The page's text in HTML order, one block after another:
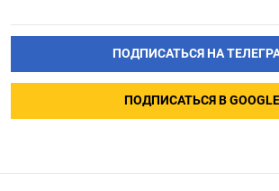
ПОДПИСАТЬСЯ НА
ПОДПИСАТЬСЯ В GOOGLE